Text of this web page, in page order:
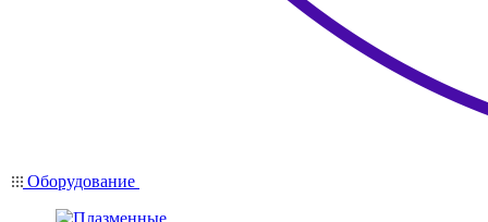
Оборудование